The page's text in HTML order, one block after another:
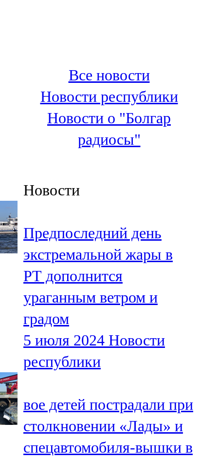
100,3 FM
Зәй
106,6 FM
Кадыбаш
105,2 FM
91,5 FM
106,1 FM
Кама тамагы
71,51 FM
Кукмара
107,9 FM
Лениногорский
102,1 FM
106,2 FM
Минзәлә
107,3 FM
Все новости
Новости республики
Новости о "Болгар
радиосы"
Новости
Предпоследний день
экстремальной жары в
РТ дополнится
ураганным ветром и
градом
5 июля 2024 Новости
республики
вое детей пострадали при
столкновении «Лады» и
спецавтомобиля-вышки в